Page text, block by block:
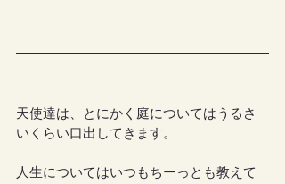
天使達は、とにかく庭についてはうるさ
いくらい口出してきます。
人生についてはいつもちーっとも教えて